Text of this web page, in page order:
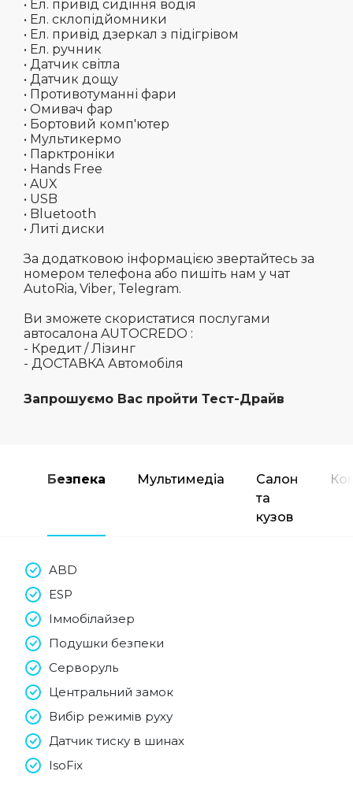
• Ел. привід сидіння водія
• Ел. склопідйомники
• Ел. привід дзеркал з підігрівом
• Ел. ручник
• Датчик світла
• Датчик дощу
• Противотуманні фари
• Омивач фар
• Бортовий комп'ютер
• Мультикермо
• Парктроніки
• Hands Free
• AUX
• USB
• Bluetooth
• Литі диски
За додатковою інформацією звертайтесь за
номером телефона або пишіть нам у чат
AutoRia, Viber, Telegram.
Ви зможете скористатися послугами
автосалона AUTOCREDO :
- Кредит / Лізинг
- ДОСТАВКА Автомобіля
Запрошуємо Вас пройти Тест-Драйв
Безпека Мультимедіа
Салон
та
кузов
ABD
ESP
Іммобілайзер
Подушки безпеки
Серворуль
Центральний замок
Вибір режимів руху
Датчик тиску в шинах
IsoFix